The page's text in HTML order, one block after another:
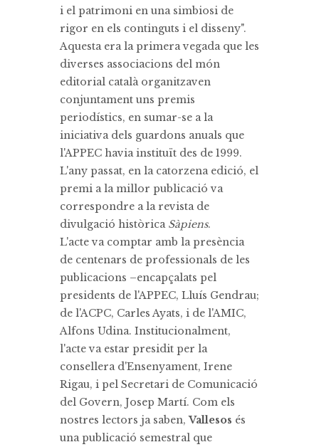
i el patrimoni en una simbiosi de
rigor en els continguts i el disseny".
Aquesta era la primera vegada que les
diverses associacions del món
editorial català organitzaven
conjuntament uns premis
periodístics, en sumar-se a la
iniciativa dels guardons anuals que
l'APPEC havia instituït des de 1999.
L'any passat, en la catorzena edició, el
premi a la millor publicació va
correspondre a la revista de
divulgació històrica Sàpiens.
L'acte va comptar amb la presència
de centenars de professionals de les
publicacions –encapçalats pel
presidents de l'APPEC, Lluís Gendrau;
de l'ACPC, Carles Ayats, i de l'AMIC,
Alfons Udina. Institucionalment,
l'acte va estar presidit per la
consellera d'Ensenyament, Irene
Rigau, i pel Secretari de Comunicació
del Govern, Josep Martí. Com els
nostres lectors ja saben,Vallesos és
una publicació semestral que